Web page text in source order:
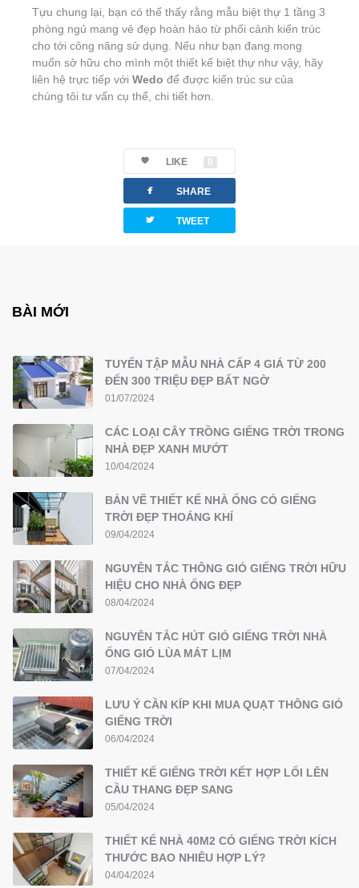
Tựu chung lại, bạn có thể thấy rằng mẫu biệt thự 1 tầng 3
phòng ngủ mang vẻ đẹp hoàn hảo từ phối cảnh kiến trúc
cho tới công năng sử dụng. Nếu như bạn đang mong
muốn sở hữu cho mình một thiết kế biệt thự như vậy, hãy
liên hệ trực tiếp với Wedo để được kiến trúc sư của
chúng tôi tư vấn cụ thể, chi tiết hơn.
LIKE 0
facebook SHARE
twitterbird TWEET
BÀI MỚI
TUYỂN TẬP MẪU NHÀ CẤP 4 GIÁ TỪ 200
ĐẾN 300 TRIỆU ĐẸP BẤT NGỜ
01/07/2024
CÁC LOẠI CÂY TRỒNG GIẾNG TRỜI TRONG
NHÀ ĐẸP XANH MƯỚT
10/04/2024
BẢN VẼ THIẾT KẾ NHÀ ỐNG CÓ GIẾNG
TRỜI ĐẸP THOÁNG KHÍ
09/04/2024
NGUYÊN TẮC THÔNG GIÓ GIẾNG TRỜI HỮU
HIỆU CHO NHÀ ỐNG ĐẸP
08/04/2024
NGUYÊN TẮC HÚT GIÓ GIẾNG TRỜI NHÀ
ỐNG GIÓ LÙA MÁT LỊM
07/04/2024
LƯU Ý CẦN KÍP KHI MUA QUẠT THÔNG GIÓ
GIẾNG TRỜI
06/04/2024
THIẾT KẾ GIẾNG TRỜI KẾT HỢP LỐI LÊN
CẦU THANG ĐẸP SANG
05/04/2024
THIẾT KẾ NHÀ 40M2 CÓ GIẾNG TRỜI KÍCH
THƯỚC BAO NHIÊU HỢP LÝ?
04/04/2024